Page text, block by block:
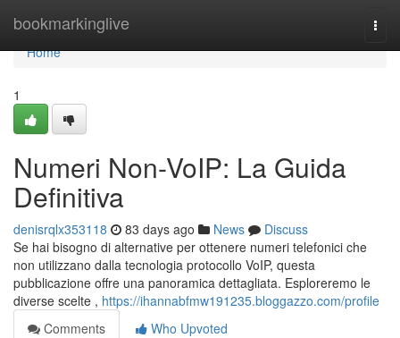
bookmarkinglive
Home
Home
1
Numeri Non-VoIP: La Guida
Definitiva
denisrqlx353118 83 days ago News
Discuss
Se hai bisogno di alternative per ottenere numeri telefonici che
non utilizzano dalla tecnologia protocollo VoIP, questa
pubblicazione offre una panoramica dettagliata. Esploreremo le
diverse scelte , https://ihannabfmw191235.bloggazzo.com/profile
Comments
Who Upvoted